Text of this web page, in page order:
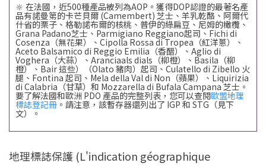
🔆 在法國，近500種產品被列為AOP。獲得DOP認證的最著名產
品有諾曼第的卡芒貝爾 (Camembert) 芝士、羊乳乾酪、阿爾代
什省的栗子、格勒諾布爾的核桃、普伊的綠扁豆、尼姆的橄欖、
Grana Padano芝士、Parmigiano Reggiano起司、Fichi di
Cosenza（無花果）、Cipolla Rossa di Tropea（紅洋蔥）、
Aceto Balsamico di Reggio Emilia（香醋）、Aglio di
Voghera（大蒜）、Aranciaals dials（柳橙）、Basila（柳
橙）、Bair 這些）（Olato 豬肉）起司、Culatello di Zibello 火
腿、Fontina 起司、Mela della Val di Non（蘋果）、Liquirizia
di Calabria（甘草）和 Mozzarella di Bufala Campana 芝士。
要了解法國和歐洲 PDO 產品的完整列表，您可以查閱歐盟地理
標誌登記冊 。請注意，該暫存器還列出了 IGP 和 STG（見下
文）。
地理標誌保護 (L'indication géographique